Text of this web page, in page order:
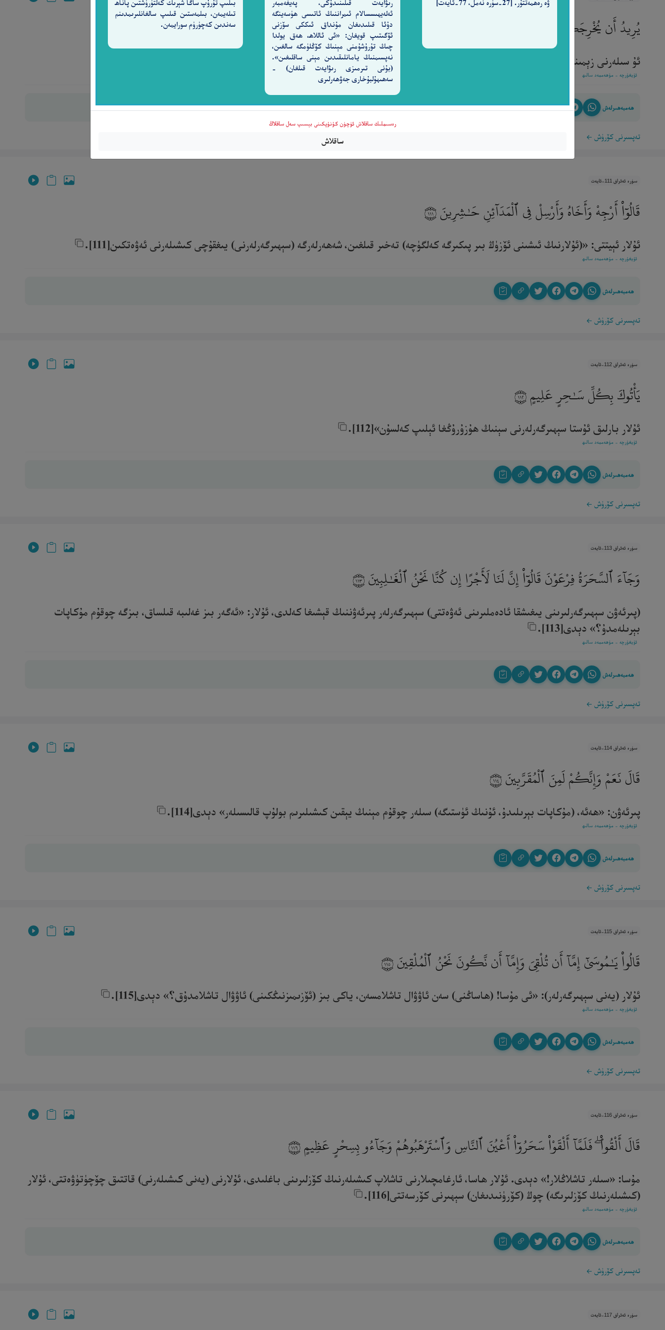
ۋە رەھمەتتۇر. [27-سۈرە نەمل، 77-ئايەت]
رىۋايەت قىلىنىدۇكى، پەيغەمبەر
ئەلەيھىسسالام ئىمراننىڭ ئاتىسى ھۈسەينگە
دۇئا قىلىدىغان مۇنداق ئىككى سۆزنى
ئۆگىتىپ قويغان: «ئى ئاللاھ، ھەق يولدا
چىڭ تۇرۇشۇمنى مېنىڭ كۆڭلۈمگە سالغىن،
نەپسىمنىڭ يامانلىقىدىن مېنى ساقلىغىن».
(بۇنى تىرمىزى رىۋايەت قىلغان) -
سەھىھۇلبۇخارى جەۋھەرلىرى
بىلىپ تۇرۇپ ساڭا شېرىك كەلتۈرۈشتىن پاناھ
تىلەيمەن، بىلمەستىن قىلىپ سالغانلىرىمدىنم
سەندىن كەچۈرۈم سورايمەن.
رەسىملىك ساقلاش ئۈچۈن كۇنۇپكىنى بېسىپ سەل ساقلاڭ
ساقلاش
يُرِيدُ أَن يُخْرِجَكُم مِّنْ أَرْضِكُمْ ۖ فَمَاذَا تَأْمُرُونَ
ئۇ سىلەرنى زېمىنىڭلار (يەنى مىسىر زېمىنى) دىن ھەيدەپ چىقىرىۋەتمەكچى. نېمە مەسلىھەت بېرىسىلەر؟»[110]‎
ئۇيغۇرچە - مۇھەممەد سالىھ
ھەمبەھىرلەش
تەپسىرنى كۆرۈش
سۈرە ئەئراف 111-ئايەت
قَالُوٓا۟ أَرْجِهْ وَأَخَاهُ وَأَرْسِلْ فِى ٱلْمَدَآئِنِ حَـٰشِرِينَ ١١١
ئۇلار ئېيتتى: «(ئۇلارنىڭ ئىشىنى ئۆزۈڭ بىر پىكىرگە كەلگۈچە) تەخىر قىلغىن، شەھەرلەرگە (سېھىرگەرلەرنى) يىغقۇچى كىشىلەرنى ئەۋەتكىن[111].‎
ئۇيغۇرچە - مۇھەممەد سالىھ
ھەمبەھىرلەش
تەپسىرنى كۆرۈش
سۈرە ئەئراف 112-ئايەت
يَأْتُوكَ بِكُلِّ سَـٰحِرٍ عَلِيمٍ ١١٢
ئۇلار بارلىق ئۇستا سېھىرگەرلەرنى سېنىڭ ھۇزۇرۇڭغا ئېلىپ كەلسۇن»[112].‎
ئۇيغۇرچە - مۇھەممەد سالىھ
ھەمبەھىرلەش
تەپسىرنى كۆرۈش
سۈرە ئەئراف 113-ئايەت
وَجَآءَ ٱلسَّحَرَةُ فِرْعَوْنَ قَالُوٓا۟ إِنَّ لَنَا لَأَجْرًا إِن كُنَّا نَحْنُ ٱلْغَـٰلِبِينَ ١١٣
(پىرئەۋن سېھىرگەرلىرىنى يىغىشقا ئادەملىرىنى ئەۋەتتى) سېھىرگەرلەر پىرئەۋننىڭ قېشىغا كەلدى، ئۇلار: «ئەگەر بىز غەلىبە قىلساق، بىزگە چوقۇم مۇكاپات
بېرىلەمدۇ؟» دېدى[113].‎
ئۇيغۇرچە - مۇھەممەد سالىھ
ھەمبەھىرلەش
تەپسىرنى كۆرۈش
سۈرە ئەئراف 114-ئايەت
قَالَ نَعَمْ وَإِنَّكُمْ لَمِنَ ٱلْمُقَرَّبِينَ ١١٤
پىرئەۋن: «ھەئە، (مۇكاپات بېرىلىدۇ، ئۇنىڭ ئۈستىگە) سىلەر چوقۇم مېنىڭ يېقىن كىشىلىرىم بولۇپ قالىسىلەر» دېدى[114].‎
ئۇيغۇرچە - مۇھەممەد سالىھ
ھەمبەھىرلەش
تەپسىرنى كۆرۈش
سۈرە ئەئراف 115-ئايەت
قَالُوا۟ يَـٰمُوسَىٰٓ إِمَّآ أَن تُلْقِىَ وَإِمَّآ أَن نَّكُونَ نَحْنُ ٱلْمُلْقِينَ ١١٥
ئۇلار (يەنى سېھىرگەرلەر): «ئى مۇسا! (ھاساڭنى) سەن ئاۋۋال تاشلامسەن، ياكى بىز (ئۆزىمىزنىڭكىنى) ئاۋۋال تاشلامدۇق؟» دېدى[115].‎
ئۇيغۇرچە - مۇھەممەد سالىھ
ھەمبەھىرلەش
تەپسىرنى كۆرۈش
سۈرە ئەئراف 116-ئايەت
قَالَ أَلْقُوا۟ ۖ فَلَمَّآ أَلْقَوْا۟ سَحَرُوٓا۟ أَعْيُنَ ٱلنَّاسِ وَٱسْتَرْهَبُوهُمْ وَجَآءُو بِسِحْرٍ عَظِيمٍ ١١٦
مۇسا: «سىلەر تاشلاڭلار!» دېدى. ئۇلار ھاسا، ئارغامچىلارنى تاشلاپ كىشىلەرنىڭ كۆزلىرىنى باغلىدى، ئۇلارنى (يەنى كىشىلەرنى) قاتتىق چۆچۈتۈۋەتتى، ئۇلار
(كىشىلەرنىڭ كۆزلىرىگە) چوڭ (كۆرۈنىدىغان) سېھىرنى كۆرسەتتى[116].‎
ئۇيغۇرچە - مۇھەممەد سالىھ
ھەمبەھىرلەش
تەپسىرنى كۆرۈش
سۈرە ئەئراف 117-ئايەت